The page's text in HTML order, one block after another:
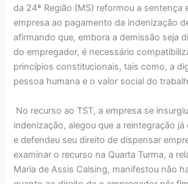
da 24ª Região (MS) reformou a sentença
empresa ao pagamento da indenização
afirmando que, embora a demissão seja
do empregador, é necessário
princípios constitucionais, tais como, a
pessoa humana e o valor social do
No recurso ao TST, a empresa se
indenização, alegou que a reintegração já
e defendeu seu direito de dispensar
examinar o recurso na Quarta Turma, a
Maria de Assis Calsing, manifestou não